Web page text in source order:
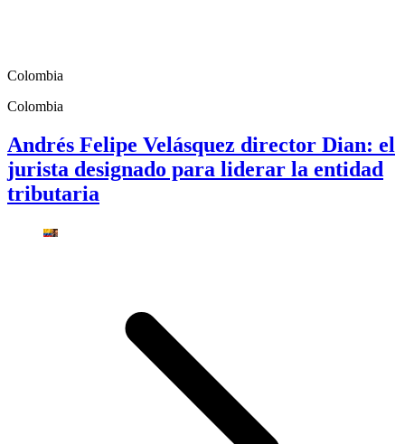
Colombia
Colombia
Andrés Felipe Velásquez director Dian: el
jurista designado para liderar la entidad
tributaria